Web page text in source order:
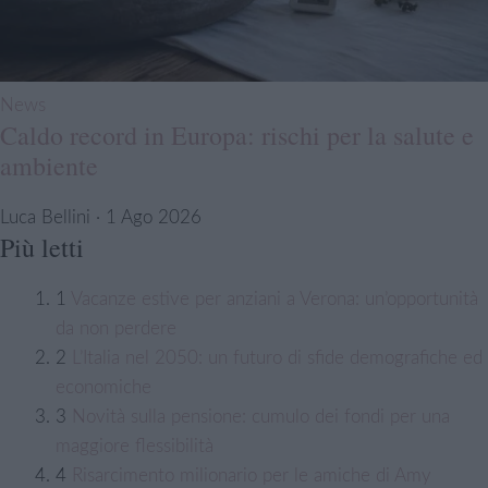
Luca Bellini · 1 Ago 2026
Più letti
1
2
3
4